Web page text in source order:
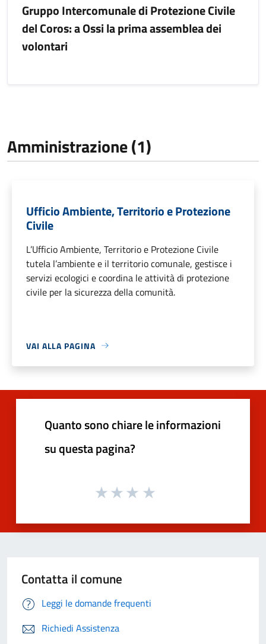
Gruppo Intercomunale di Protezione Civile
del Coros: a Ossi la prima assemblea dei
volontari
Amministrazione (1)
Ufficio Ambiente, Territorio e Protezione
Civile
L’Ufficio Ambiente, Territorio e Protezione Civile
tutela l’ambiente e il territorio comunale, gestisce i
servizi ecologici e coordina le attività di protezione
civile per la sicurezza della comunità.
VAI ALLA PAGINA
Quanto sono chiare le informazioni
su questa pagina?
Contatta il comune
Leggi le domande frequenti
Richiedi Assistenza